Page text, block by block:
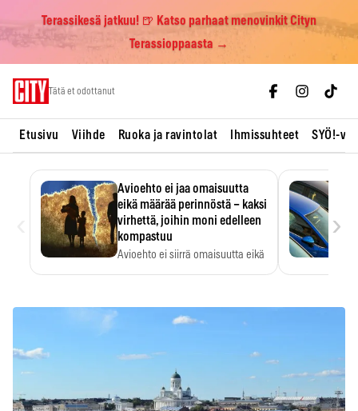
Terassikesä jatkuu! 🍺 Katso parhaat menovinkit Cityn
Terassioppaasta →
Tätä et odottanut
Etusivu Viihde Ruoka ja ravintolat Ihmissuhteet SYÖ!-
Avioehto ei jaa omaisuutta
eikä määrää perinnöstä – kaksi
virhettä, joihin moni edelleen
kompastuu
Avioehto ei siirrä omaisuutta eikä
›